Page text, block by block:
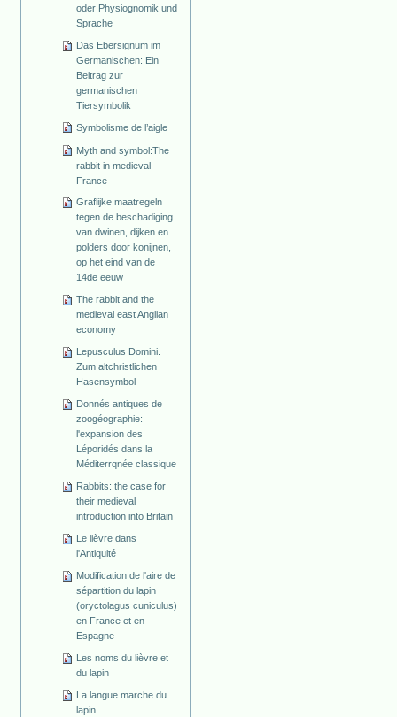
oder Physiognomik und
Sprache
Das Ebersignum im
Germanischen: Ein
Beitrag zur
germanischen
Tiersymbolik
Symbolisme de l’aigle
Myth and symbol:The
rabbit in medieval
France
Graflijke maatregeln
tegen de beschadiging
van dwinen, dijken en
polders door konijnen,
op het eind van de
14de eeuw
The rabbit and the
medieval east Anglian
economy
Lepusculus Domini.
Zum altchristlichen
Hasensymbol
Donnés antiques de
zoogéographie:
l'expansion des
Léporidés dans la
Méditerrqnée classique
Rabbits: the case for
their medieval
introduction into Britain
Le lièvre dans
l'Antiquité
Modification de l'aire de
sépartition du lapin
(oryctolagus cuniculus)
en France et en
Espagne
Les noms du lièvre et
du lapin
La langue marche du
lapin